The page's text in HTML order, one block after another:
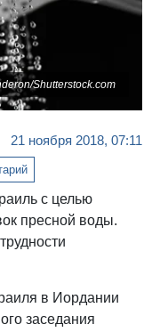
Shutterstock.com
21 ноября 2018, 07:11
с целью
пресной воды.
в Иордании
заседания